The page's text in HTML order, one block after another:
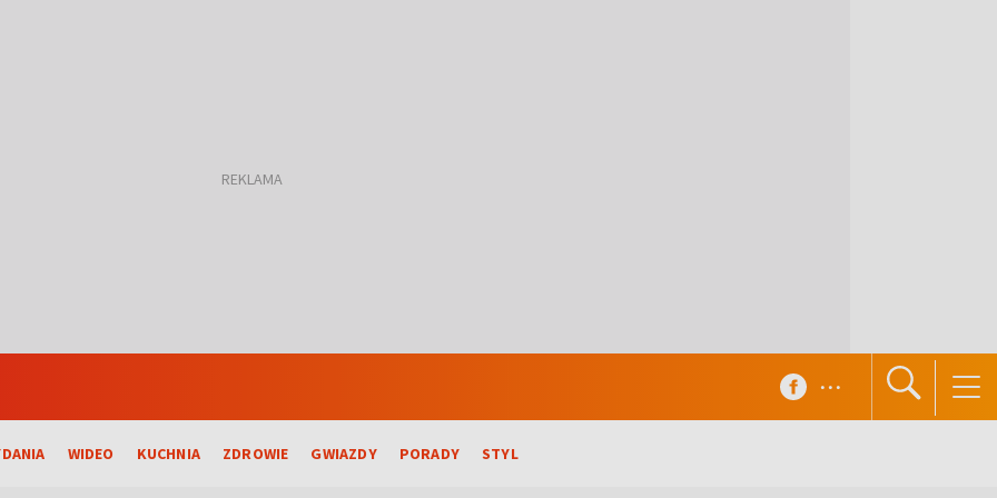
WIDEO KUCHNIA ZDROWIE GWIAZDY PORADY STYL
...